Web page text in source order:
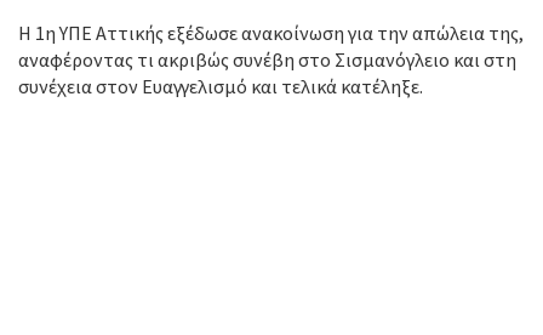
Η 1η ΥΠΕ Αττικής εξέδωσε ανακοίνωση για την απώλεια της,
αναφέροντας τι ακριβώς συνέβη στο Σισμανόγλειο και στη
συνέχεια στον Ευαγγελισμό και τελικά κατέληξε.